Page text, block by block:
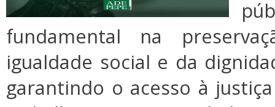
fundamental na
igualdade social e da
garantindo o acesso à